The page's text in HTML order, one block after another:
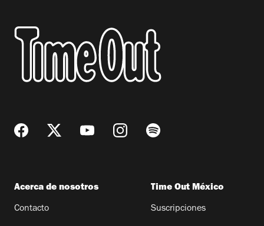
Acerca de nosotros
Contacto
Time Out México
Suscripciones